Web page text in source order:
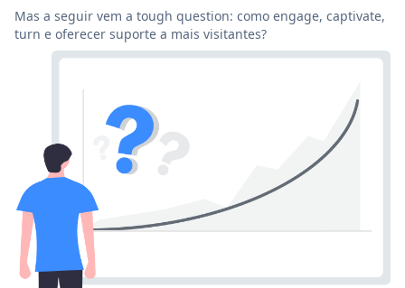
Mas a seguir vem a tough question: como engage, captivate,
turn e oferecer suporte a mais visitantes?